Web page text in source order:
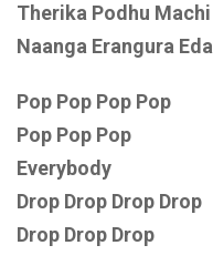
Therika Podhu
Naanga Erangura
Pop Pop Pop Pop
Pop Pop Pop
Everybody
Drop Drop Drop Drop
Drop Drop Drop